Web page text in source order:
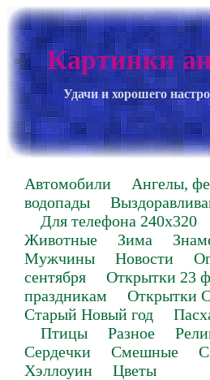
Картинки
Удачи и хорошего
Автомобили Ангелы,
водопады
Для телефона 240х320
Животные
Зима
Мужчины
Новости
сентября
Открытки 23
праздникам
Открытки
Старый Новый год
Птицы
Разное
Сердечки
Смешные
Хэллоуин
Цветы